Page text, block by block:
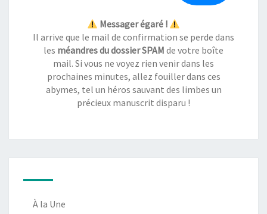
Messager égaré !
Il arrive que le mail de confirmation se perde dans
les méandres du dossier SPAM de votre boîte
mail. Si vous ne voyez rien venir dans les
prochaines minutes, allez fouiller dans ces
abymes, tel un héros sauvant des limbes un
précieux manuscrit disparu !
À la Une